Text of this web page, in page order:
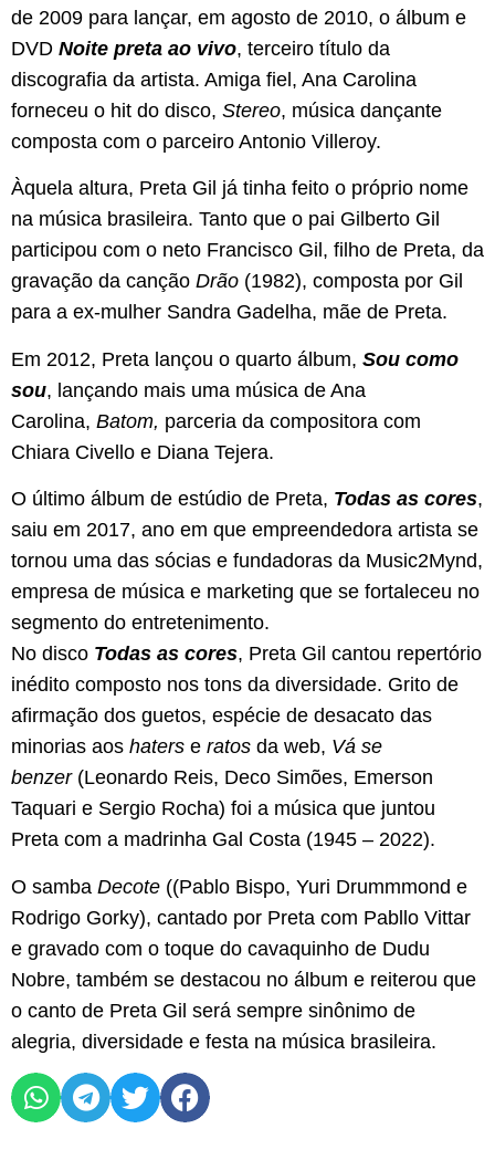
de 2009 para lançar, em agosto de 2010, o álbum e
DVD Noite preta ao vivo, terceiro título da
discografia da artista. Amiga fiel, Ana Carolina
forneceu o hit do disco, Stereo, música dançante
composta com o parceiro Antonio Villeroy.
Àquela altura, Preta Gil já tinha feito o próprio nome
na música brasileira. Tanto que o pai Gilberto Gil
participou com o neto Francisco Gil, filho de Preta, da
gravação da canção Drão (1982), composta por Gil
para a ex-mulher Sandra Gadelha, mãe de Preta.
Em 2012, Preta lançou o quarto álbum, Sou como
sou, lançando mais uma música de Ana
Carolina, Batom, parceria da compositora com
Chiara Civello e Diana Tejera.
O último álbum de estúdio de Preta, Todas as cores,
saiu em 2017, ano em que empreendedora artista se
tornou uma das sócias e fundadoras da Music2Mynd,
empresa de música e marketing que se fortaleceu no
segmento do entretenimento.
No disco Todas as cores, Preta Gil cantou repertório
inédito composto nos tons da diversidade. Grito de
afirmação dos guetos, espécie de desacato das
minorias aos haters e ratos da web, Vá se
benzer(Leonardo Reis, Deco Simões, Emerson
Taquari e Sergio Rocha) foi a música que juntou
Preta com a madrinha Gal Costa (1945 – 2022).
O samba Decote ((Pablo Bispo, Yuri Drummmond e
Rodrigo Gorky), cantado por Preta com Pabllo Vittar
e gravado com o toque do cavaquinho de Dudu
Nobre, também se destacou no álbum e reiterou que
o canto de Preta Gil será sempre sinônimo de
alegria, diversidade e festa na música brasileira.